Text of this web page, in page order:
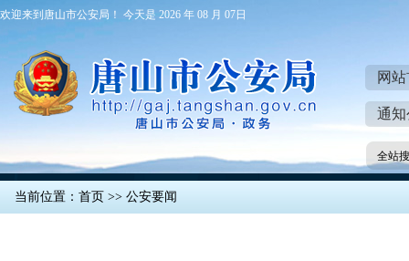
欢迎来到唐山市公安局！ 今天是 2026 年 08 月 07日
网
通
全站
当前位置： 首页 >> 公安要闻